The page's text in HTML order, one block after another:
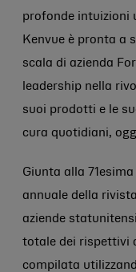
profonde intuizioni
Kenvue è pronta a
scala di azienda
leadership nella
suoi prodotti e le
cura quotidiani,
Giunta alla
annuale della
aziende
totale dei rispettivi
compilata